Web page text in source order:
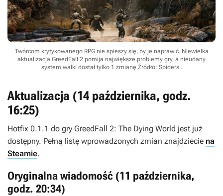
Twórcom krytykowanego RPG nie spieszy się, by je naprawić. Niewielka
aktualizacja GreedFall 2 pomija największe problemy gry, a nieudany
system walki dostał tylko 1 zmianę Źródło: Spiders..
Aktualizacja (14 października, godz.
16:25)
Hotfix 0.1.1 do gry GreedFall 2: The Dying World jest już
dostępny. Pełną listę wprowadzonych zmian znajdziecie na
Steamie.
Oryginalna wiadomość (11 października,
godz. 20:34)